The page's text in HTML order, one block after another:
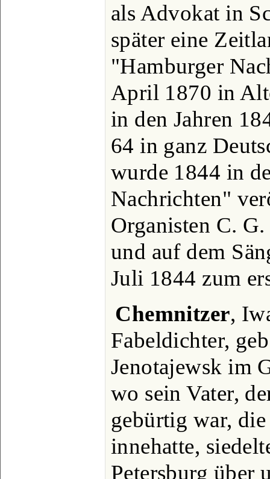
als Advokat in
später eine
"Hamburger
April 1870 in
in den Jahren
64 in ganz
wurde 1844 in
Nachrichten"
Organisten C.
und auf dem
Juli 1844 zum
Chemnitzer,
Fabeldichter,
Jenotajewsk im
wo sein Vater,
gebürtig war, die
innehatte,
Petersburg über